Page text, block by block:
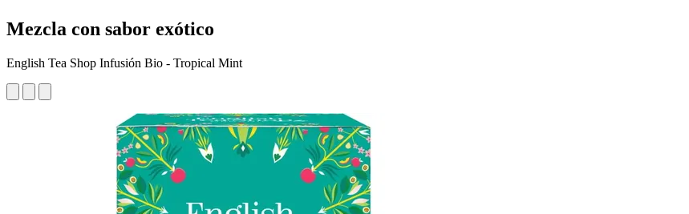
Mezcla con sabor exótico
English Tea Shop Infusión Bio - Tropical Mint